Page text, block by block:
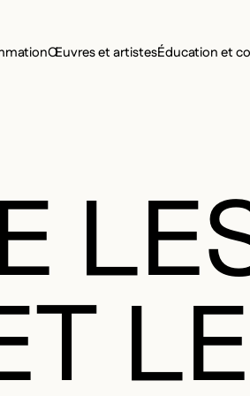
Œuvres et artistesÉducation et